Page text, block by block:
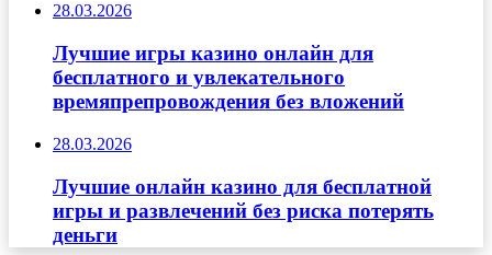
28.03.2026
Лучшие игры казино онлайн для
бесплатного и увлекательного
времяпрепровождения без вложений
28.03.2026
Лучшие онлайн казино для бесплатной
игры и развлечений без риска потерять
деньги